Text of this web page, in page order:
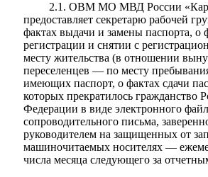
2.1. ОВМ МО МВД России
предоставляет секретарю рабочей
фактах выдачи и замены паспорта, о
регистрации и снятии с
месту жительства (в отношении
переселенцев — по месту
имеющих паспорт, о фактах сдачи
которых прекратилось гражданство
Федерации в виде электронного
сопроводительного письма,
руководителем на защищенных от
машиночитаемых носителях —
числа месяца следующего за
Туризм